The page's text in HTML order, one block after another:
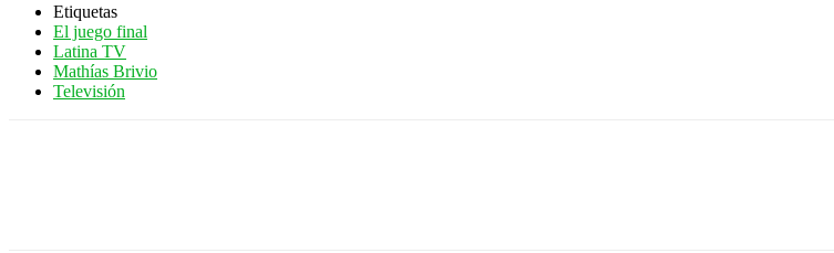
Etiquetas
El juego final
Latina TV
Mathías Brivio
Televisión